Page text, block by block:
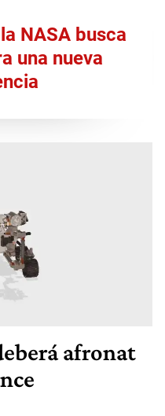
NASA busca
una nueva
afronat